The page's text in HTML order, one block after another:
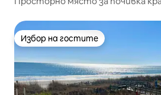
Избор на гостите
Избор на гостите